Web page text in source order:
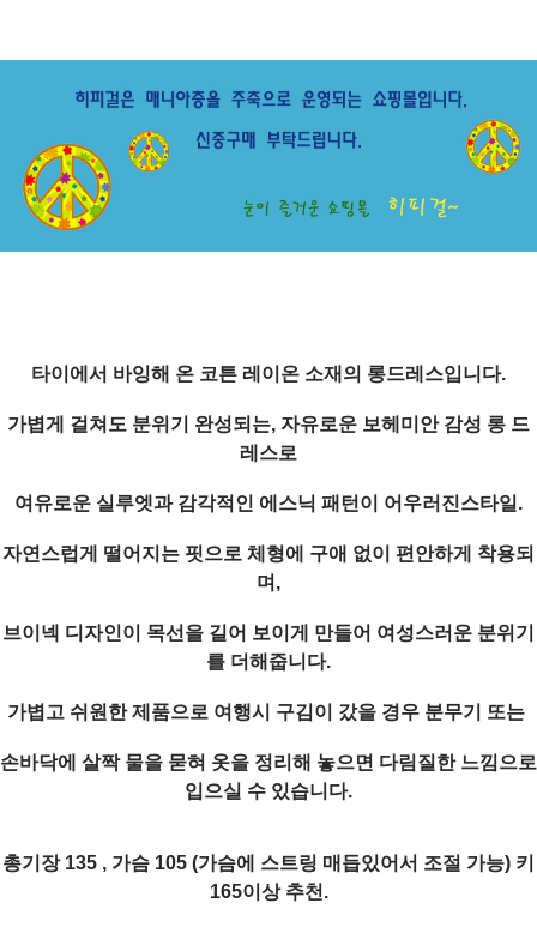
타이에서 바잉해 온 코튼 레이온 소재의 롱드레스입니다.
가볍게 걸쳐도 분위기 완성되는, 자유로운 보헤미안 감성 롱 드
레스로
여유로운 실루엣과 감각적인 에스닉 패턴이 어우러진스타일.
자연스럽게 떨어지는 핏으로 체형에 구애 없이 편안하게 착용되
며,
브이넥 디자인이 목선을 길어 보이게 만들어 여성스러운 분위기
를 더해줍니다.
가볍고 쉬원한 제품으로 여행시 구김이 갔을 경우 분무기 또는
손바닥에 살짝 물을 묻혀 옷을 정리해 놓으면 다림질한 느낌으로
입으실 수 있습니다.
총기장 135 , 가슴 105 (가슴에 스트링 매듭있어서 조절 가능) 키
165이상 추천.